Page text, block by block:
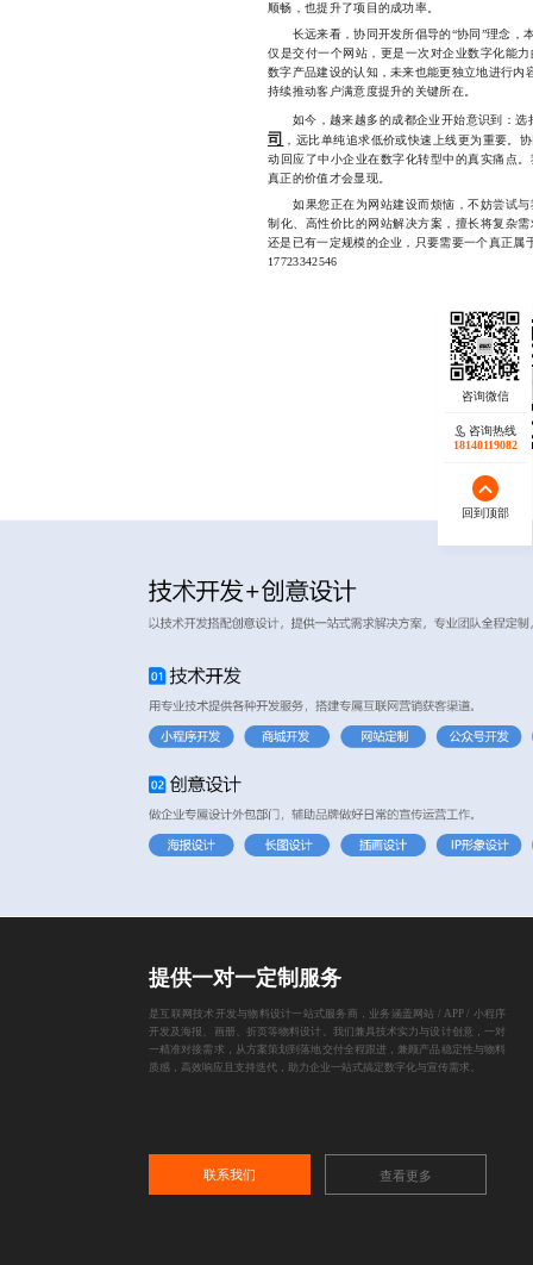
顺畅，也提升了项目的成功率。
长远来看，协同开发所倡导的“协同”理念，
仅是交付一个网站，更是一次对企业数字化能
数字产品建设的认知，未来也能更独立地进行内
持续推动客户满意度提升的关键所在。
如今，越来越多的成都企业开始意识到：选
司
，远比单纯追求低价或快速上线更为重要。
动回应了中小企业在数字化转型中的真实痛点
真正的价值才会显现。
如果您正在为网站建设而烦恼，不妨尝试与
制化、高性价比的网站解决方案，擅长将复杂
还是已有一定规模的企业，只要需要一个真正
17723342546
咨询热线
18140119082
回到顶部
提供一对一定制服务
是互联网技术开发与物料设计一站式服务商，业务涵盖网站 / APP / 小程序
开发及海报、画册、折页等物料设计。我们兼具技术实力与设计创意，一对
一精准对接需求，从方案策划到落地交付全程跟进，兼顾产品稳定性与物料
质感，高效响应且支持迭代，助力企业一站式搞定数字化与宣传需求。
联系我们 查看更多